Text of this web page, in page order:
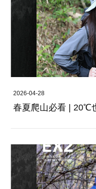
2026-04-28
春夏爬山必看 | 20℃